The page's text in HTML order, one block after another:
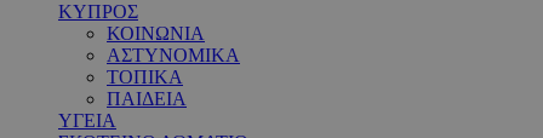
ΚΥΠΡΟΣ
ΚΟΙΝΩΝΙΑ
ΑΣΤΥΝΟΜΙΚΑ
ΤΟΠΙΚΑ
ΠΑΙΔΕΙΑ
ΥΓΕΙΑ